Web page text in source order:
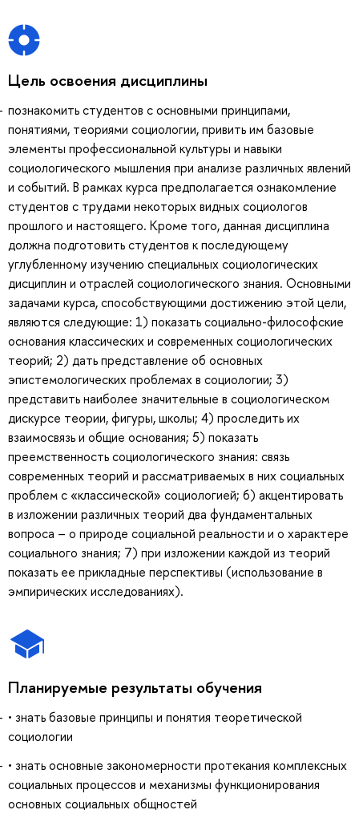
Цель освоения дисциплины
познакомить студентов с основными принципами,
понятиями, теориями социологии, привить им базовые
элементы профессиональной культуры и навыки
социологического мышления при анализе различных явлений
и событий. В рамках курса предполагается ознакомление
студентов с трудами некоторых видных социологов
прошлого и настоящего. Кроме того, данная дисциплина
должна подготовить студентов к последующему
углубленному изучению специальных социологических
дисциплин и отраслей социологического знания. Основными
задачами курса, способствующими достижению этой цели,
являются следующие: 1) показать социально-философские
основания классических и современных социологических
теорий; 2) дать представление об основных
эпистемологических проблемах в социологии; 3)
представить наиболее значительные в социологическом
дискурсе теории, фигуры, школы; 4) проследить их
взаимосвязь и общие основания; 5) показать
преемственность социологического знания: связь
современных теорий и рассматриваемых в них социальных
проблем с «классической» социологией; 6) акцентировать
в изложении различных теорий два фундаментальных
вопроса – о природе социальной реальности и о характере
социального знания; 7) при изложении каждой из теорий
показать ее прикладные перспективы (использование в
эмпирических исследованиях).
Планируемые результаты обучения
• знать базовые принципы и понятия теоретической
социологии
• знать основные закономерности протекания комплексных
социальных процессов и механизмы функционирования
основных социальных общностей